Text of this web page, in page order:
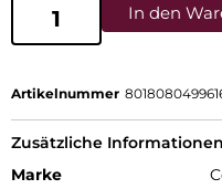
In den
Artikelnummer
Zusätzliche Informationen
Marke